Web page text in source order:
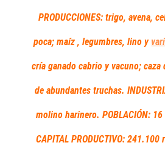
PRODUCCIONES: trigo, avena,
poca; maíz , legumbres, lino y
cría ganado cabrio y vacuno; caza
de abundantes truchas.
molino harinero. POBLACIÓN:
CAPITAL PRODUCTIVO: 241.100